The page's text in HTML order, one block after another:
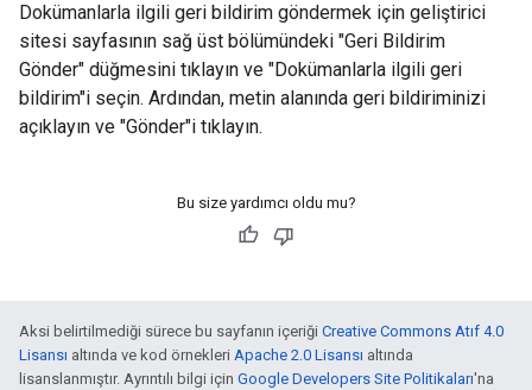
Dokümanlarla ilgili geri bildirim göndermek için geliştirici
sitesi sayfasının sağ üst bölümündeki "Geri Bildirim
Gönder" düğmesini tıklayın ve "Dokümanlarla ilgili geri
bildirim"i seçin. Ardından, metin alanında geri bildiriminizi
açıklayın ve "Gönder"i tıklayın.
Bu size yardımcı oldu mu?
Aksi belirtilmediği sürece bu sayfanın içeriği Creative Commons Atıf 4.0
Lisansı altında ve kod örnekleri Apache 2.0 Lisansı altında
lisanslanmıştır. Ayrıntılı bilgi için Google Developers Site Politikaları'na